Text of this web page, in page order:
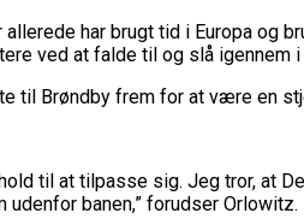
har brugt tid i Europa og
ved at falde til og slå igennem i
til Brøndby frem for at være en
til at tilpasse sig. Jeg tror, at
banen,” forudser Orlowitz.